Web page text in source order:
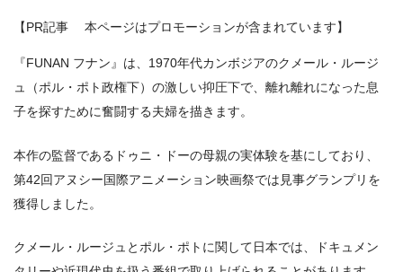
【PR記事 本ページはプロモーションが含まれています】
『FUNAN フナン』は、1970年代カンボジアのクメール・ルージ
ュ（ポル・ポト政権下）の激しい抑圧下で、離れ離れになった息
子を探すために奮闘する夫婦を描きます。
本作の監督であるドゥニ・ドーの母親の実体験を基にしており、
第42回アヌシー国際アニメーション映画祭では見事グランプリを
獲得しました。
クメール・ルージュとポル・ポトに関して日本では、ドキュメン